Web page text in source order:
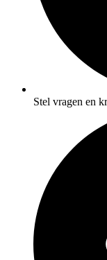
Stel vragen en